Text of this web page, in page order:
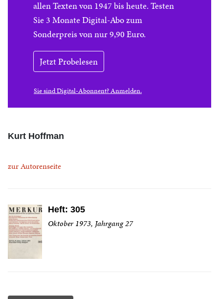
allen Texten von 1947 bis heute. Testen
Sie 3 Monate Digital-Abo zum
Sonderpreis von nur 9,90 Euro.
Jetzt Probelesen
Sie sind Digital-Abonnent? Anmelden.
Kurt Hoffman
zur Autorenseite
Heft: 305
Oktober 1973, Jahrgang 27